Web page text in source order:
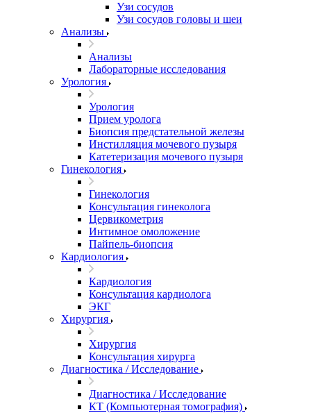
Узи сосудов
Узи сосудов головы и шеи
Анализы
Анализы
Лабораторные исследования
Урология
Урология
Прием уролога
Биопсия предстательной железы
Инстилляция мочевого пузыря
Катетеризация мочевого пузыря
Гинекология
Гинекология
Консультация гинеколога
Цервикометрия
Интимное омоложение
Пайпель-биопсия
Кардиология
Кардиология
Консультация кардиолога
ЭКГ
Хирургия
Хирургия
Консультация хирурга
Диагностика / Исследование
Диагностика / Исследование
КТ (Компьютерная томография)